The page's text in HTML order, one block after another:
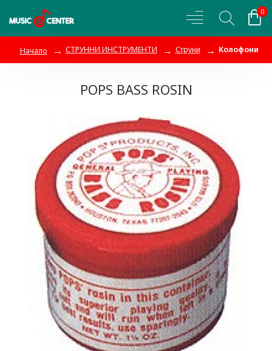
0
Начало СТРУННИ ИНСТРУМЕНТИ Струни Колофони
POPS BASS ROSIN